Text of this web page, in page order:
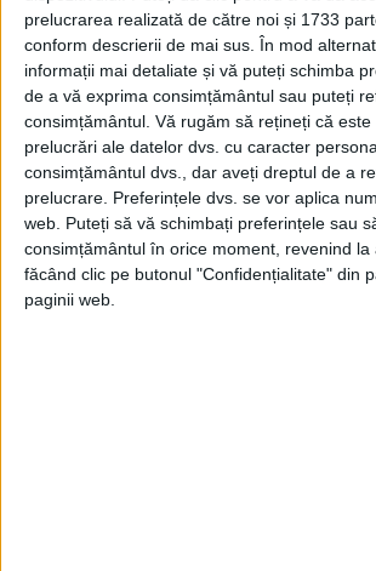
prelucrarea realizată de către noi și 1733
conform descrierii de mai sus. În mod
informații mai detaliate și vă puteți schimba
de a vă exprima consimțământul sau puteți
consimțământul. Vă rugăm să rețineți că
prelucrări ale datelor dvs. cu caracter
consimțământul dvs., dar aveți dreptul de a
prelucrare. Preferințele dvs. se vor aplica
web. Puteți să vă schimbați preferințele sau
consimțământul în orice moment, revenind la
făcând clic pe butonul "Confidențialitate" din
paginii web.
a precizat:
„Victimele sunt ale lor (n.r. –
armata).”
Gen. Voinea a observat că
își asumă responsabilitatea
finalizarea dosarului
precizat că a cerut celui care i-